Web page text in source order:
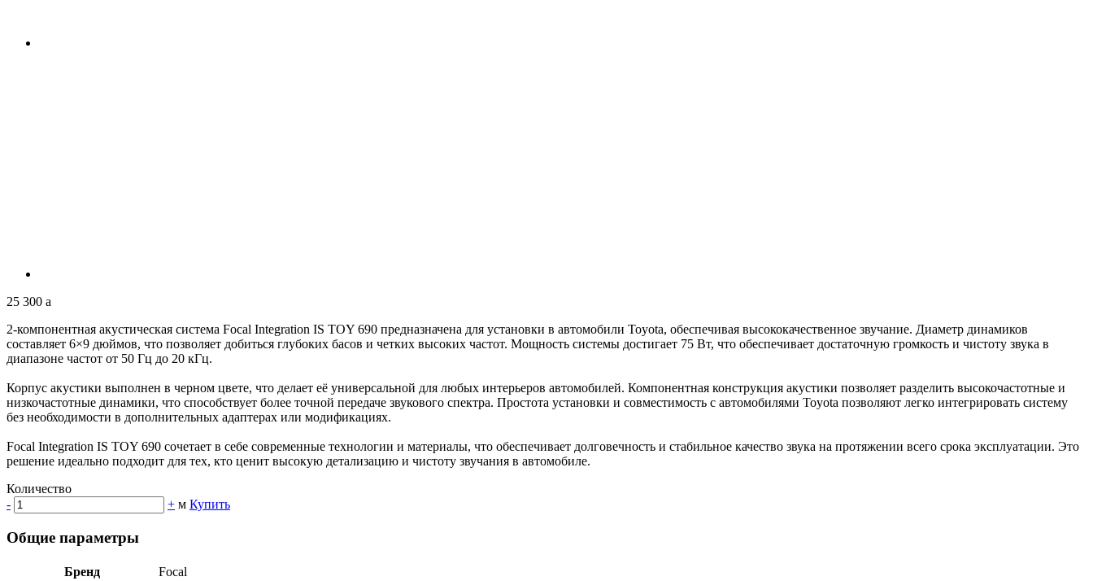
25 300 a
2-компонентная акустическая система Focal Integration IS TOY 690 предназначена для установки в автомобили Toyota, обеспечивая высококачественное звучание. Диаметр динамиков
составляет 6×9 дюймов, что позволяет добиться глубоких басов и четких высоких частот. Мощность системы достигает 75 Вт, что обеспечивает достаточную громкость и чистоту звука в
диапазоне частот от 50 Гц до 20 кГц.
Корпус акустики выполнен в черном цвете, что делает её универсальной для любых интерьеров автомобилей. Компонентная конструкция акустики позволяет разделить высокочастотные и
низкочастотные динамики, что способствует более точной передаче звукового спектра. Простота установки и совместимость с автомобилями Toyota позволяют легко интегрировать систему
без необходимости в дополнительных адаптерах или модификациях.
Focal Integration IS TOY 690 сочетает в себе современные технологии и материалы, что обеспечивает долговечность и стабильное качество звука на протяжении всего срока эксплуатации. Это
решение идеально подходит для тех, кто ценит высокую детализацию и чистоту звучания в автомобиле.
Количество
-
+ м Купить
Общие параметры
Бренд
Focal